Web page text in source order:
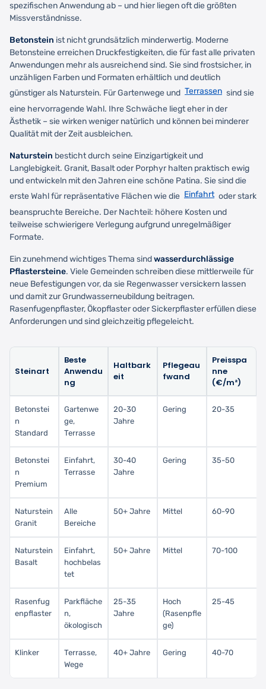
spezifischen Anwendung ab – und hier liegen oft die größten
Missverständnisse.
Betonstein ist nicht grundsätzlich minderwertig. Moderne
Betonsteine erreichen Druckfestigkeiten, die für fast alle privaten
Anwendungen mehr als ausreichend sind. Sie sind frostsicher, in
unzähligen Farben und Formaten erhältlich und deutlich
günstiger als Naturstein. Für Gartenwege und Terrassen sind sie
eine hervorragende Wahl. Ihre Schwäche liegt eher in der
Ästhetik – sie wirken weniger natürlich und können bei minderer
Qualität mit der Zeit ausbleichen.
Naturstein besticht durch seine Einzigartigkeit und
Langlebigkeit. Granit, Basalt oder Porphyr halten praktisch ewig
und entwickeln mit den Jahren eine schöne Patina. Sie sind die
erste Wahl für repräsentative Flächen wie die Einfahrt oder stark
beanspruchte Bereiche. Der Nachteil: höhere Kosten und
teilweise schwierigere Verlegung aufgrund unregelmäßiger
Formate.
Ein zunehmend wichtiges Thema sindwasserdurchlässige
Pflastersteine. Viele Gemeinden schreiben diese mittlerweile für
neue Befestigungen vor, da sie Regenwasser versickern lassen
und damit zur Grundwasserneubildung beitragen.
Rasenfugenpflaster, Ökopflaster oder Sickerpflaster erfüllen diese
Anforderungen und sind gleichzeitig pflegeleicht.
Steinart
Beste
Anwendu
ng
Haltbark
eit
Pflegeau
fwand
Preisspa
nne
(€/m²)
Betonstei
n
Standard
Gartenwe
ge,
Terrasse
20-30
Jahre
Gering 20-35
Betonstei
n
Premium
Einfahrt,
Terrasse
30-40
Jahre
Gering 35-50
Naturstein
Granit
Alle
Bereiche
50+ Jahre Mittel 60-90
Naturstein
Basalt
Einfahrt,
hochbelas
tet
50+ Jahre Mittel 70-100
Rasenfug
enpflaster
Parkfläche
n,
ökologisch
25-35
Jahre
Hoch
(Rasenpfle
ge)
25-45
Klinker
Terrasse,
Wege
40+ Jahre Gering 40-70